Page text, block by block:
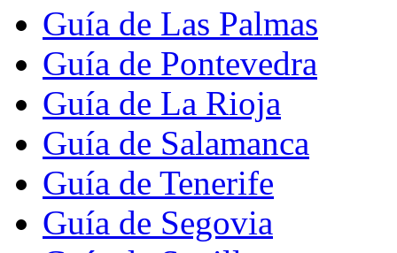
Guía de Las Palmas
Guía de Pontevedra
Guía de La Rioja
Guía de Salamanca
Guía de Tenerife
Guía de Segovia